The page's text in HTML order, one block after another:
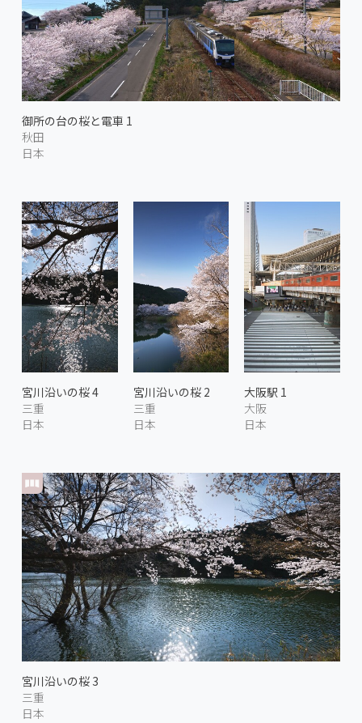
御所の台の桜と電車 1
秋田
日本
宮川沿いの桜 4
三重
日本
宮川沿いの桜 3
三重
日本
宮川沿いの桜 2
三重
日本
大阪駅 1
大阪
日本